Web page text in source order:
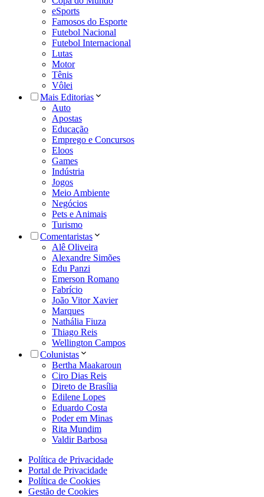
eSports
Famosos do Esporte
Futebol Nacional
Futebol Internacional
Lutas
Motor
Tênis
Vôlei
Mais Editorias
Auto
Apostas
Educação
Emprego e Concursos
Eloos
Games
Indústria
Jogos
Meio Ambiente
Negócios
Pets e Animais
Turismo
Comentaristas
Alê Oliveira
Alexandre Simões
Edu Panzi
Emerson Romano
Fabrício
João Vitor Xavier
Marques
Nathália Fiuza
Thiago Reis
Wellington Campos
Colunistas
Bertha Maakaroun
Ciro Dias Reis
Direto de Brasília
Edilene Lopes
Eduardo Costa
Poder em Minas
Rita Mundim
Valdir Barbosa
Política de Privacidade
Portal de Privacidade
Política de Cookies
Gestão de Cookies